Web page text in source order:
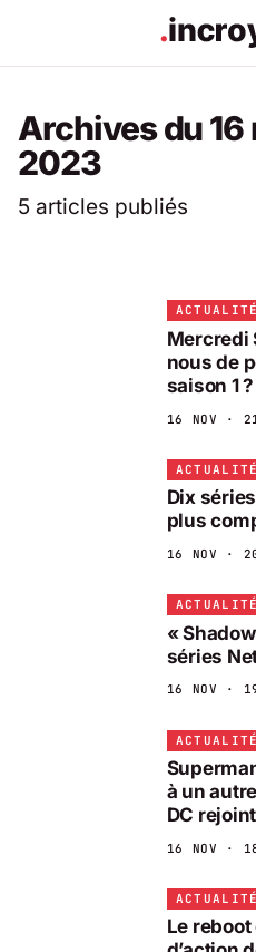
Archives du
2023
5 articles publiés
Mercredi
nous de
saison 1 ?
16 NOV ·
Dix
plus
16 NOV ·
«
séries
16 NOV ·
à un
DC
16 NOV ·
Le